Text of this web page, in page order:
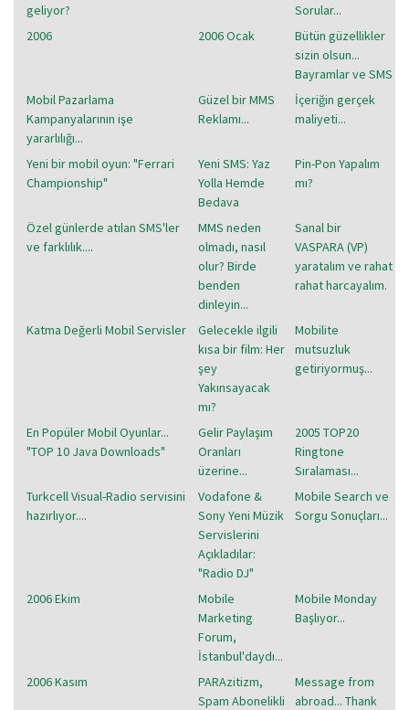
geliyor?
Sorular...
2006
2006 Ocak
Bütün güzellikler
sizin olsun...
Bayramlar ve SMS
Mobil Pazarlama
Kampanyalarının işe
yararlılığı...
Güzel bir MMS
Reklamı...
İçeriğin gerçek
maliyeti...
Yeni bir mobil oyun: "Ferrari
Championship"
Yeni SMS: Yaz
Yolla Hemde
Bedava
Pin-Pon Yapalım
mı?
Özel günlerde atılan SMS'ler
ve farklılık....
MMS neden
olmadı, nasıl
olur? Birde
benden
dinleyin...
Sanal bir
VASPARA (VP)
yaratalım ve rahat
rahat harcayalım.
Katma Değerli Mobil Servisler
Gelecekle ilgili
kısa bir film: Her
şey
Yakınsayacak
mı?
Mobilite
mutsuzluk
getiriyormuş...
En Popüler Mobil Oyunlar...
"TOP 10 Java Downloads"
Gelir Paylaşım
Oranları
üzerine...
2005 TOP20
Ringtone
Sıralaması...
Turkcell Visual-Radio servisini
hazırlıyor....
Vodafone &
Sony Yeni Müzik
Servislerini
Açıkladılar:
"Radio DJ"
Mobile Search ve
Sorgu Sonuçları...
2006 Ekim
Mobile
Marketing
Forum,
İstanbul'daydı...
Mobile Monday
Başlıyor...
2006 Kasım
PARAzitizm,
Spam Abonelikli
Message from
abroad... Thank